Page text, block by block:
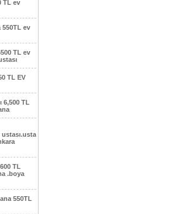
TL ev
550TL ev
TL ev
TL EV
6,500 TL
ustası.usta
TL
.boya
550TL